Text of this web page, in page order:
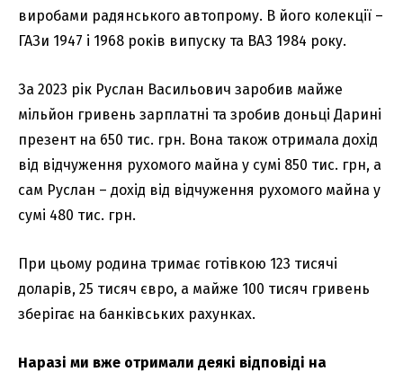
виробами радянського автопрому. В його колекції –
ГАЗи 1947 і 1968 років випуску та ВАЗ 1984 року.
За 2023 рік Руслан Васильович заробив майже
мільйон гривень зарплатні та зробив доньці Дарині
презент на 650 тис. грн. Вона також отримала дохід
від відчуження рухомого майна у сумі 850 тис. грн, а
сам Руслан – дохід від відчуження рухомого майна у
сумі 480 тис. грн.
При цьому родина тримає готівкою 123 тисячі
доларів, 25 тисяч євро, а майже 100 тисяч гривень
зберігає на банківських рахунках.
Наразі ми вже отримали деякі відповіді на